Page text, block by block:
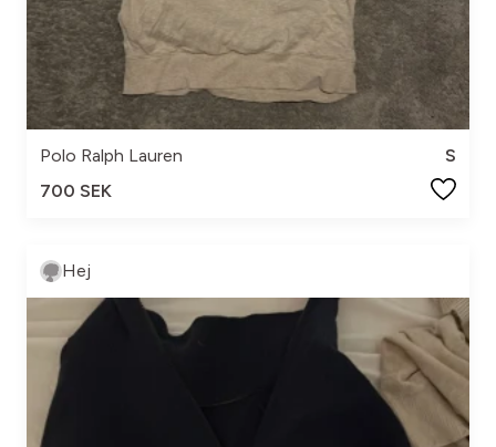
Polo Ralph Lauren
S
700 SEK
Hej